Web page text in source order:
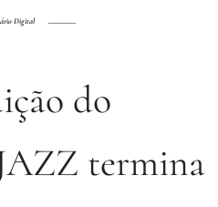
Digital
do
termina